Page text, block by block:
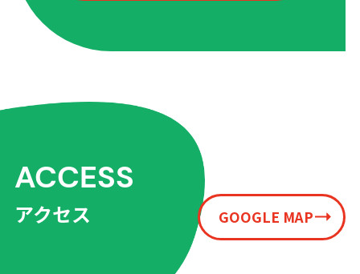
ACCESS
アクセス GOOGLE MAP